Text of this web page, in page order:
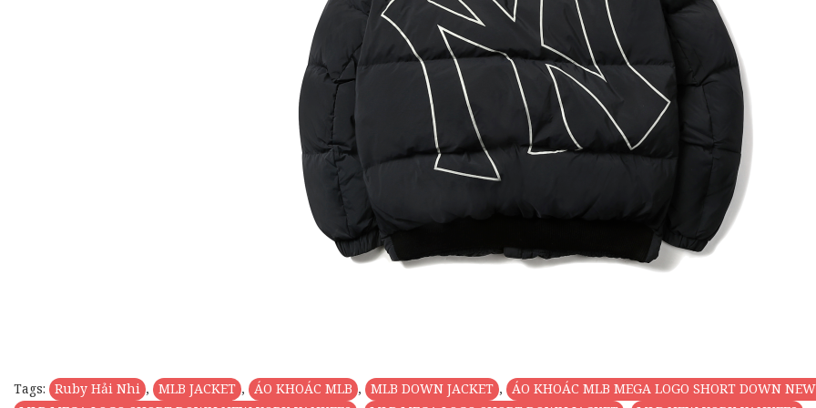
Tags: Ruby Hải Nhi , MLB JACKET , ÁO KHOÁC MLB , MLB DOWN JACKET , ÁO KHOÁC MLB MEGA LOGO SHORT DOWN